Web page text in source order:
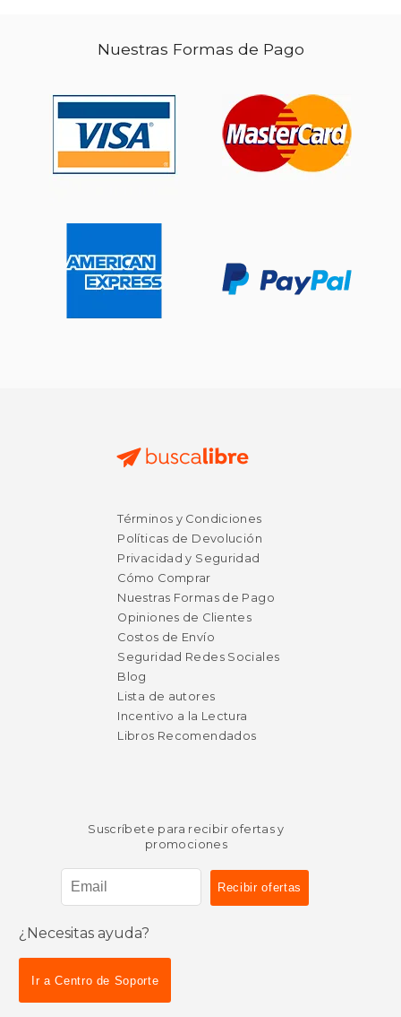
$ 100.04
Rápido
50%
dcto. $ 19.88
Nuestras Formas de Pago
Términos y Condiciones
Políticas de Devolución
Privacidad y Seguridad
Cómo Comprar
Nuestras Formas de Pago
Opiniones de Clientes
Costos de Envío
Seguridad Redes Sociales
Blog
Lista de autores
Incentivo a la Lectura
Libros Recomendados
Suscríbete para recibir ofertas y
promociones
¿Necesitas ayuda?
Ir a Centro de Soporte